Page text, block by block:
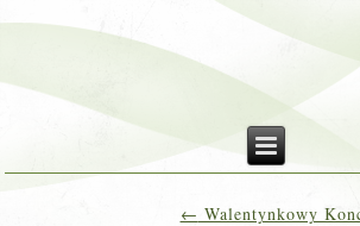
← Walentynkowy